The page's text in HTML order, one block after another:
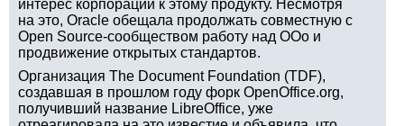
интерес корпорации к этому продукту. Несмотря
на это, Oracle обещала продолжать совместную с
Open Source-сообществом работу над OOo и
продвижение открытых стандартов.
Организация The Document Foundation (TDF),
создавшая в прошлом году форк OpenOffice.org,
получивший название LibreOffice, уже